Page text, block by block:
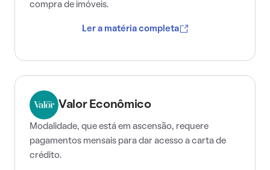
compra de imóveis.
Ler a matéria completa
Valor Econômico
Modalidade, que está em ascensão, requere
pagamentos mensais para dar acesso a carta de
crédito.